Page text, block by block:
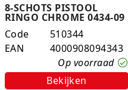
8-SCHOTS PISTOOL
RINGO CHROME 0434-09
Code
510344
EAN
4000908094343
Op voorraad
Bekijken